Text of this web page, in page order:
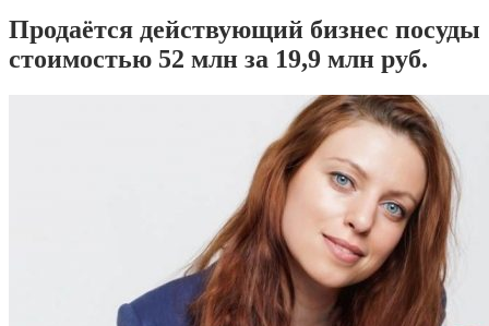
Продаётся действующий бизнес посуды
стоимостью 52 млн за 19,9 млн руб.